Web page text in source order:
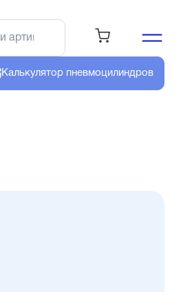
Калькулятор пневмоцилиндров